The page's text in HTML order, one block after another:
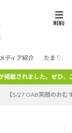
メディア紹介 たまりば
ご覧ください。
【5/27 OAB笑顔のおむ